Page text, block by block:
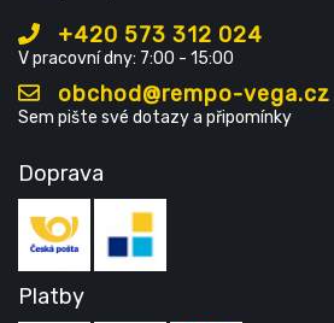
+420 573 312 024
V pracovní dny: 7:00 - 15:00
obchod@rempo-vega.cz
Sem pište své dotazy a připomínky
Doprava
Platby